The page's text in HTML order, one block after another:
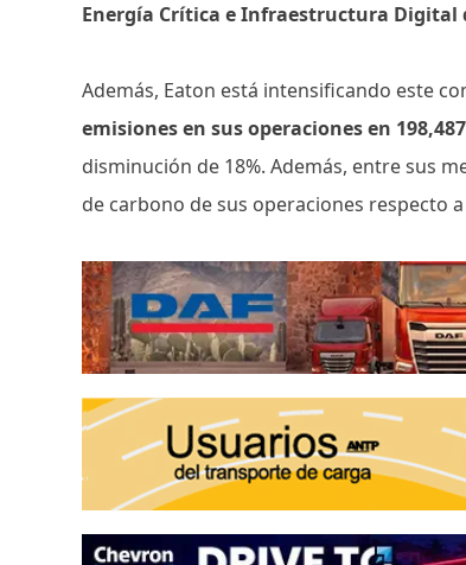
Energía Crítica e Infraestructura Digital
Además, Eaton está intensificando este
emisiones en sus operaciones en
disminución de 18%. Además, entre sus
de carbono de sus operaciones respecto